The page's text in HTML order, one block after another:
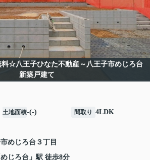
料☆八王子ひなた不動産～八王子市めじろ台
新築戸建て
土地面積-(-) 間取り 4LDK
めじろ台 ３丁目
めじろ台 」駅 徒歩8分